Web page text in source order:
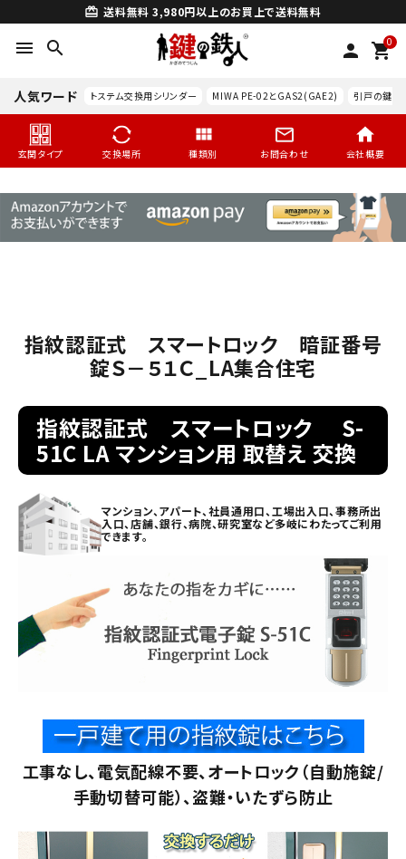
card_giftcard 送料無料 3,980円以上のお買上で送料無料
menu search person 0
shopping_cart
人気ワード トステム交換用シリンダー MIWA PE-02とGAS2(GAE2) 引戸の鍵交
玄関タイプ 交換場所 種類別 お問合わせ 会社概要
search
玄関タイプ
室内錠
ドアノブの交換
レバーハンドル錠の交換
レバーハンドルのみ交換
暗証番号錠
南京錠
認知症対策
指紋認証式 スマートロック 暗証番号
錠Ｓ－５１Ｃ_LA集合住宅
指紋認証式 スマートロック S-
51C LA マンション用 取替え 交換
マンション、アパート、社員通用口、工場出入口、事務所出
入口、店舗、銀行、病院、研究室など多岐にわたってご利用
できます。
工事なし、電気配線不要、オートロック（自動施錠/
手動切替可能）、盗難・いたずら防止